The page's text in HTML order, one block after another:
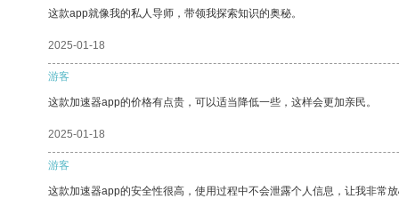
这款app就像我的私人导师，带领我探索知识的奥秘。
2025-01-18
游客
这款加速器app的价格有点贵，可以适当降低一些，这样会更加亲民。
2025-01-18
游客
这款加速器app的安全性很高，使用过程中不会泄露个人信息，让我非常